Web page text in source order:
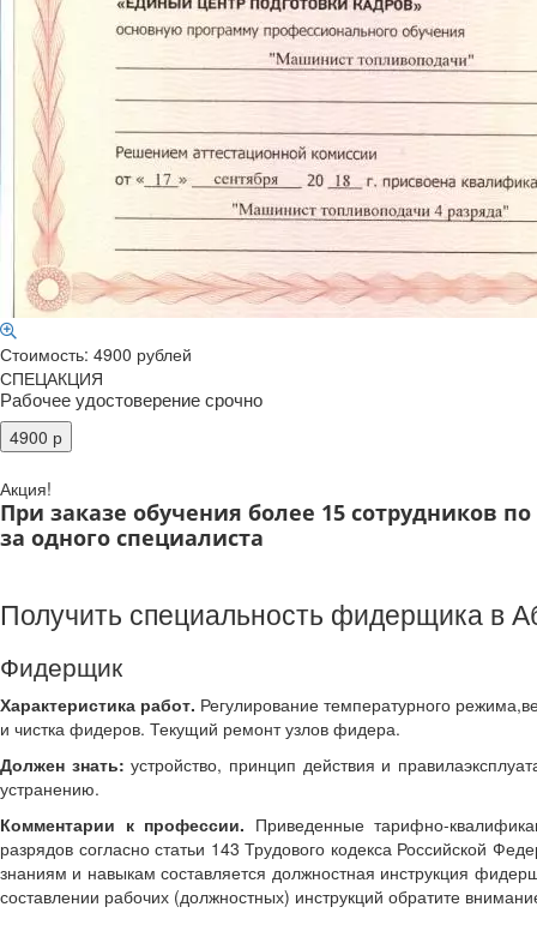
Стоимость: 4900 рублей
СПЕЦАКЦИЯ
Рабочее удостоверение срочно
Акция!
При заказе обучения более 15 сотрудников
за одного специалиста
Получить специальность фидерщика в
Фидерщик
Характеристика работ. Регулирование температурного
и чистка фидеров. Текущий ремонт узлов фидера.
Должен знать: устройство, принцип действия и
устранению.
Комментарии к профессии. Приведенные тарифно-
разрядов согласно статьи 143 Трудового кодекса Российской
знаниям и навыкам составляется должностная инструкция
составлении рабочих (должностных) инструкций обратите